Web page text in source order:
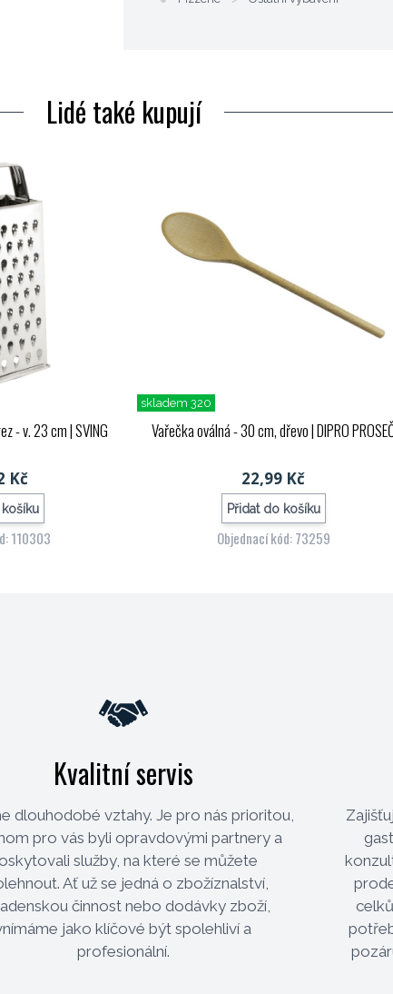
Lidé také kupují
- v. 23 cm| SVING
Kč
110303
skladem 320
Vařečka oválná - 30 cm, dřevo| DIPRO
22,99 Kč
Přidat do košíku
Objednací kód: 73259
Kvalitní servis
dlouhodobé vztahy. Je pro nás prioritou,
pro vás byli opravdovými partnery a
služby, na které se můžete
Ať už se jedná o zbožíznalství,
činnost nebo dodávky zboží,
jako klíčové být spolehliví a
profesionální.